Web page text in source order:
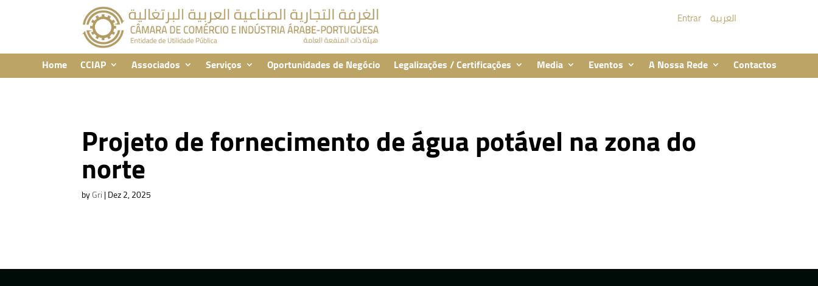
Entrar العربية
Home CCIAP Associados Serviços Oportunidades de Negócio Legalizações / Certificações Media Eventos A Nossa Rede Contactos
Projeto de fornecimento de água potável na zona do
norte
byGri|Dez 2, 2025